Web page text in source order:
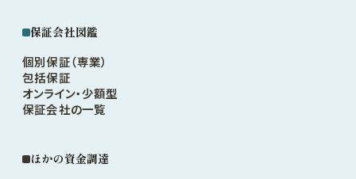
保証会社図鑑
個別保証（専業）
包括保証
オンライン・少額型
保証会社の一覧
ほかの資金調達